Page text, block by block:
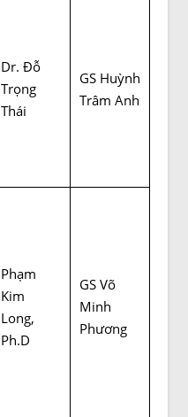
Dr. Đỗ
Trọng
Thái
GS Huỳnh
Trâm Anh
Phạm
Kim
Long,
Ph.D
GS Võ
Minh
Phương